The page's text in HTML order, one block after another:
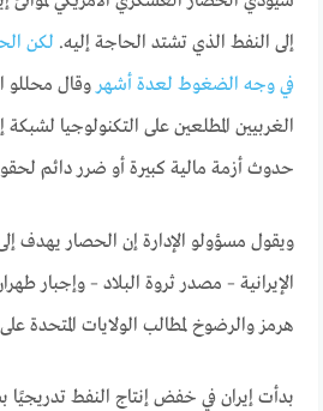
إلى النفط الذي تشتد الحاجة إليه. لكن
في وجه الضغوط لعدة أشهروقال محللو
الغربيين المطلعين على التكنولوجيا
حدوث أزمة مالية كبيرة أو ضرر دائم
ويقول مسؤولو الإدارة إن الحصار يهدف
الإيرانية – مصدر ثروة البلاد – وإجبار
هرمز والرضوخ لمطالب الولايات المتحدة
بدأت إيران في خفض إنتاج النفط